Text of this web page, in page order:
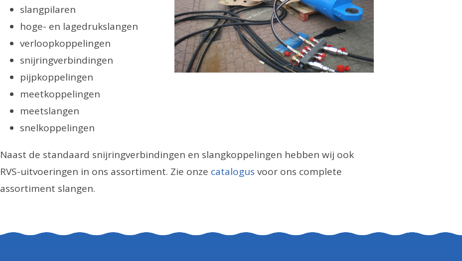
slangpilaren
hoge- en lagedrukslangen
verloopkoppelingen
snijringverbindingen
pijpkoppelingen
meetkoppelingen
meetslangen
snelkoppelingen
Naast de standaard snijringverbindingen en slangkoppelingen hebben wij ook
RVS-uitvoeringen in ons assortiment. Zie onze catalogus voor ons complete
assortiment slangen.